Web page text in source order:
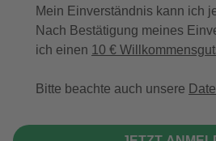
Mein Einverständnis kann ich
Nach Bestätigung meines
ich einen 10 €
Bitte beachte auch unsere